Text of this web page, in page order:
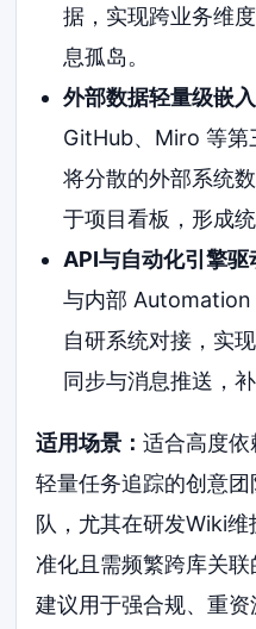
据，实现跨业务维
息孤岛。
外部数据轻量级嵌入
GitHub、Miro 等第
将分散的外部系统
于项目看板，形成
API与自动化引擎驱
与内部 Automation
自研系统对接，实
同步与消息推送，
适用场景：适合高度
轻量任务追踪的创意
队，尤其在研发Wiki
准化且需频繁跨库关
建议用于强合规、重资